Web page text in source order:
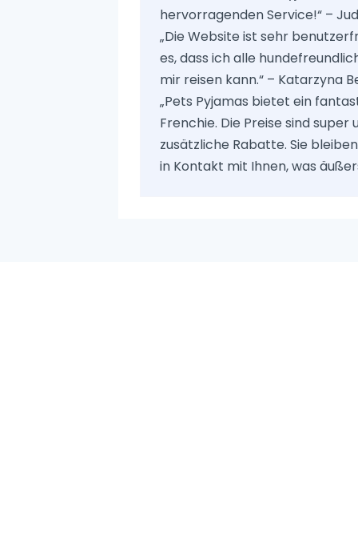
hervorragenden Service!“ –
„Die Website ist sehr
es, dass ich alle
mir reisen kann.“ – Katarzyna
„Pets Pyjamas bietet ein
Frenchie. Die Preise sind
zusätzliche Rabatte. Sie
in Kontakt mit Ihnen, was